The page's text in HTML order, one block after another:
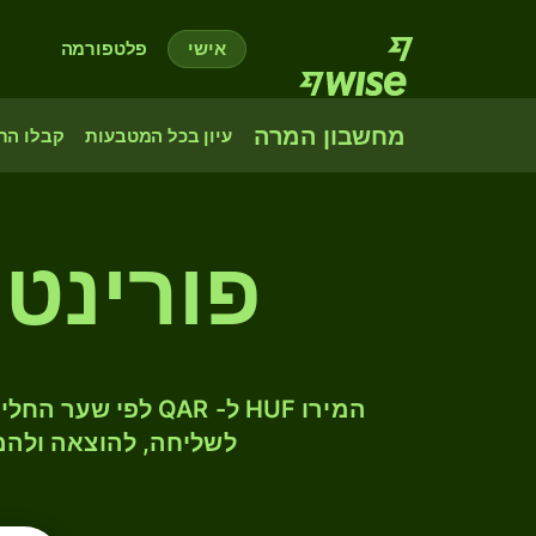
אישי פלטפורמה
מחשבון המרה עיון בכל המטבעות קבלו
לשליחה, להוצאה